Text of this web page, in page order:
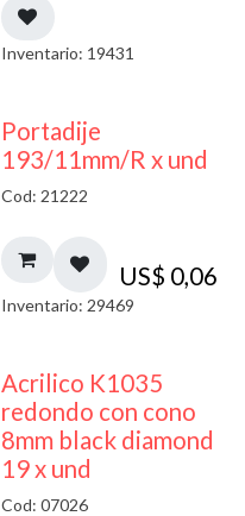
Inventario: 19431
Portadije
193/11mm/R x und
Cod: 21222
US$ 0,06
Inventario: 29469
50% DESCUENTO
Acrilico K1035
redondo con cono
8mm black diamond
19 x und
Cod: 07026